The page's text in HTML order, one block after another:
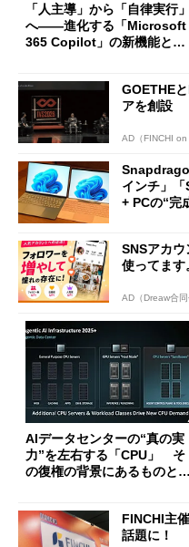
「人主導」から「自律実行」
へ――進化する「Microsoft
365 Copilot」の新機能とエ
GOETHE
アを創設
AD（FINCHI on
インチ」
+ PCの“完
SNSアカ
使ってます
AD（Dreaw合同
AIデータセンターの“真の実
力”を左右する「CPU」 そ
の復権の背景にあるものと
FINCHI主
話題に！